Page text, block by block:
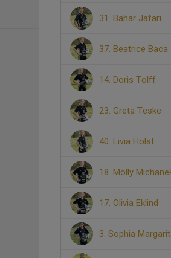
31. Bahar Jafari
37. Beatrice Baca
14. Doris Tolff
23. Greta Teske
40. Livia Holst
18. Molly
17. Olivia Eklind
3. Sophia